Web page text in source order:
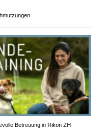
Betreuung in Rikon ZH